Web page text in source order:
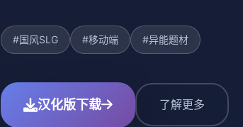
#国风SLG #移动端 #异能题材
汉化版下载 了解更多